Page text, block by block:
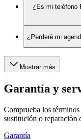
¿Es mi teléfono
¿Perderé mi
Mostrar más
Garantía y
Comprueba los
sustitución o reparación
Garantía